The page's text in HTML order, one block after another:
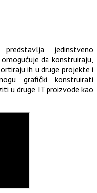
jedinstveno
da konstruiraju,
ih u druge projekte i
grafički konstruirati
u druge IT proizvode kao